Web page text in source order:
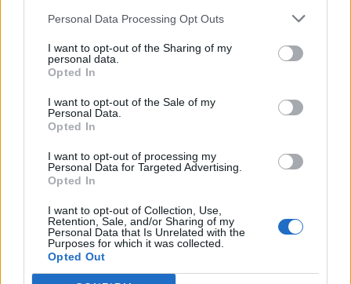
Personal Data Processing Opt Outs
I want to opt-out of the Sharing of my
personal data.
Opted In
I want to opt-out of the Sale of my
Personal Data.
Opted In
I want to opt-out of processing my
Personal Data for Targeted Advertising.
Opted In
I want to opt-out of Collection, Use,
Retention, Sale, and/or Sharing of my
Personal Data that Is Unrelated with the
Purposes for which it was collected.
Opted Out